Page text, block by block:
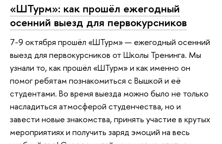
«ШТурм»: как прошёл ежегодный
осенний выезд для первокурсников
7-9 октября прошёл «ШТурм» — ежегодный осенний
выезд для первокурсников от Школы Тренинга. Мы
узнали то, как прошёл «ШТурм» и как именно он
помог ребятам познакомиться с Вышкой и её
студентами. Во время выезда можно было не только
насладиться атмосферой студенчества, но и
завести новые знакомства, принять участие в крутых
мероприятиях и получить заряд эмоций на весь